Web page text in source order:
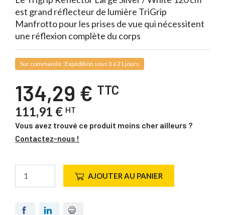
est grand réflecteur de lumière TriGrip
Manfrotto pour les prises de vue qui nécessitent
une réflexion complète du corps
Sur commande : Expédition sous 3 à 21 jours
134,29 € TTC
111,91 € HT
Vous avez trouvé ce produit moins cher ailleurs ?
Contactez-nous !
AJOUTER AU PANIER